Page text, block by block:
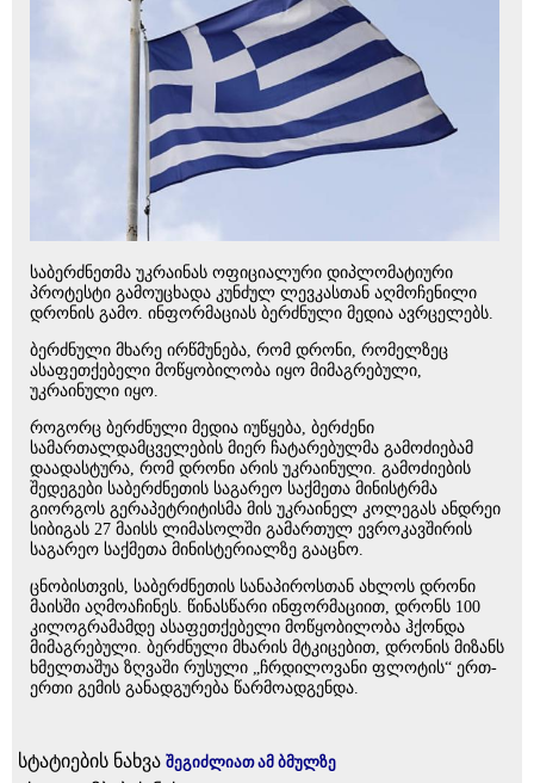
საბერძნეთმა უკრაინას ოფიციალური დიპლომატიური
პროტესტი გამოუცხადა კუნძულ ლევკასთან აღმოჩენილი
დრონის გამო. ინფორმაციას ბერძნული მედია ავრცელებს.
ბერძნული მხარე ირწმუნება, რომ დრონი, რომელზეც
ასაფეთქებელი მოწყობილობა იყო მიმაგრებული,
უკრაინული იყო.
როგორც ბერძნული მედია იუწყება, ბერძენი
სამართალდამცველების მიერ ჩატარებულმა გამოძიებამ
დაადასტურა, რომ დრონი არის უკრაინული. გამოძიების
შედეგები საბერძნეთის საგარეო საქმეთა მინისტრმა
გიორგოს გერაპეტრიტისმა მის უკრაინელ კოლეგას ანდრეი
სიბიგას 27 მაისს ლიმასოლში გამართულ ევროკავშირის
საგარეო საქმეთა მინისტერიალზე გააცნო.
ცნობისთვის, საბერძნეთის სანაპიროსთან ახლოს დრონი
მაისში აღმოაჩინეს. წინასწარი ინფორმაციით, დრონს 100
კილოგრამამდე ასაფეთქებელი მოწყობილობა ჰქონდა
მიმაგრებული. ბერძნული მხარის მტკიცებით, დრონის მიზანს
ხმელთაშუა ზღვაში რუსული „ჩრდილოვანი ფლოტის“ ერთ-
ერთი გემის განადგურება წარმოადგენდა.
სტატიების ნახვა შეგიძლიათ ამ ბმულზე